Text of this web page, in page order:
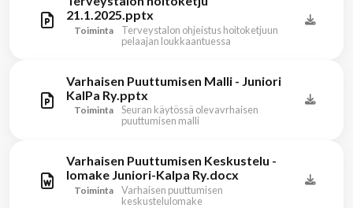
21.1.2025.pptx
Toiminta
Terveystalon ohjeistus hoitoketjuun
pelaajan loukkaantuessa
Varhaisen Puuttumisen Malli - Juniori
KalPa Ry.pptx
Toiminta
Seuran käytössä olevavrhaisen
puuttumisen malli
Varhaisen Puuttumisen Keskustelu -
lomake Juniori-Kalpa Ry.docx
Toiminta
Varhaisen puuttumisen
keskustelulomake